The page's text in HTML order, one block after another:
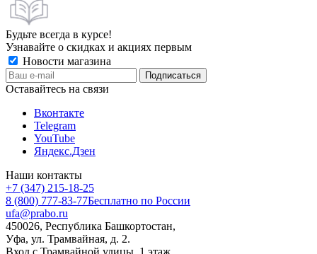
Будьте всегда в курсе!
Узнавайте о скидках и акциях первым
Новости магазина
Оставайтесь на связи
Вконтакте
Telegram
YouTube
Яндекс.Дзен
Наши контакты
+7 (347) 215-18-25
8 (800) 777-83-77Бесплатно по России
ufa@prabo.ru
450026, Республика Башкортостан,
Уфа, ул. Трамвайная, д. 2.